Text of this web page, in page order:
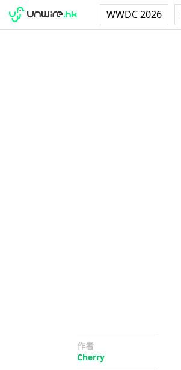
WWDC 2026
作者
Cherry